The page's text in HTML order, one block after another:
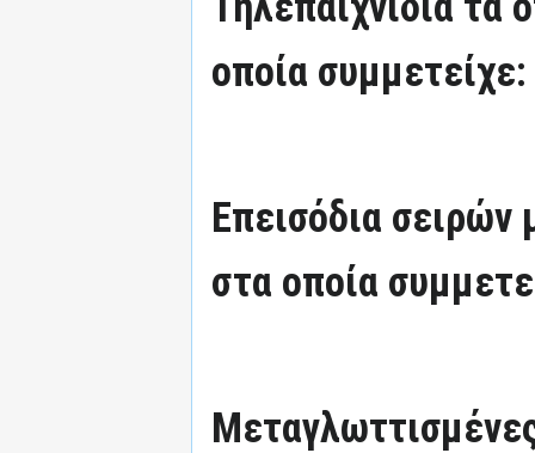
οποία συμμετείχε:
Επεισόδια
στα οποία